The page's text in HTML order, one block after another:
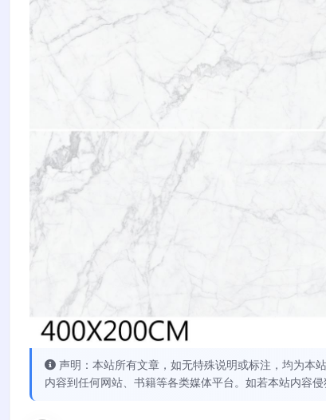
声明：本站所有文章，如无特殊说明或标注，均为本
内容到任何网站、书籍等各类媒体平台。如若本站内容